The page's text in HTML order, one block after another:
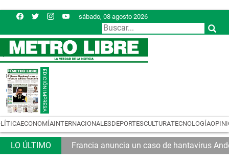
sábado, 08 agosto 2026
ECONOMÍAINTERNACIONALESDEPORTESCULTURATECNOLOGÍA
Francia anuncia un caso de hantavirus